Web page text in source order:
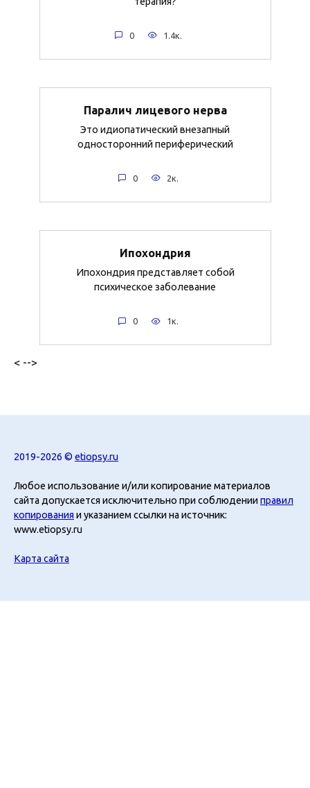
0 1.4к.
Паралич лицевого нерва
Это идиопатический внезапный
односторонний периферический
0 2к.
Ипохондрия
Ипохондрия представляет собой
психическое заболевание
0 1к.
< -->
2019-2026 © etiopsy.ru
Любое использование и/или копирование материалов
сайта допускается исключительно при соблюденииправил
копирования и указанием ссылки на источник:
www.etiopsy.ru
Карта сайта